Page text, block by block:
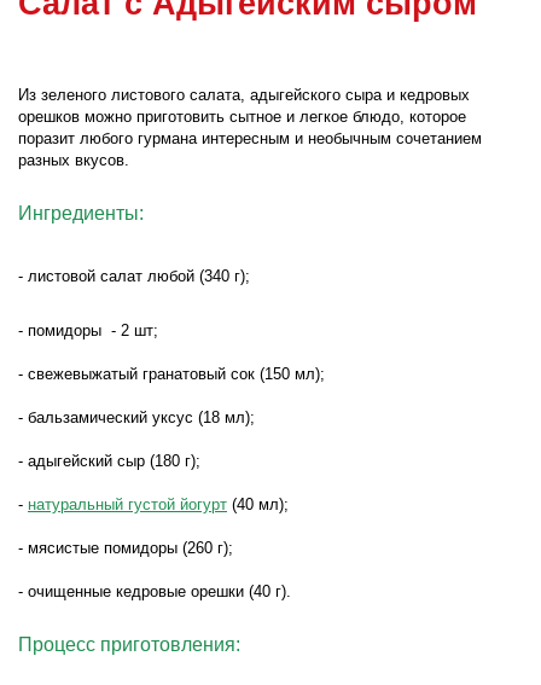
Из зеленого листового салата, адыгейского сыра и кедровых
орешков можно приготовить сытное и легкое блюдо, которое
поразит любого гурмана интересным и необычным сочетанием
разных вкусов.
Ингредиенты:
- листовой салат любой (340 г);
- помидоры - 2 шт;
- свежевыжатый гранатовый сок (150 мл);
- бальзамический уксус (18 мл);
- адыгейский сыр (180 г);
- натуральный густой йогурт (40 мл);
- мясистые помидоры (260 г);
- очищенные кедровые орешки (40 г).
Процесс приготовления: